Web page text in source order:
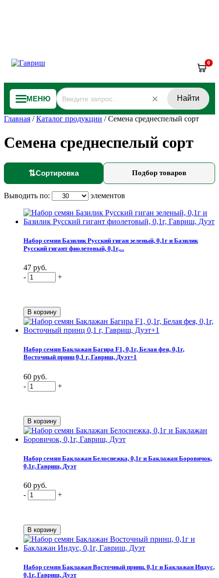
0
МЕНЮ Найти
Главная /Каталог продукции /Семена среднеспелый сорт
Семена среднеспелый сорт
⇅Сортировка Подбор товаров
Выводить по: элементов
Набор семян Базилик Русский гиган зеленый, 0,1г и Базилик
Русский гигант фиолетовый, 0,1г,...
47 руб.
-
+
Набор семян Баклажан Багира F1, 0,1г, Белая фея, 0,1г,
Восточный принц 0,1 г, Гавриш, Дуэт+1
60 руб.
-
+
Набор семян Баклажан Белоснежка, 0,1г и Баклажан Боровичок,
0,1г, Гавриш, Дуэт
60 руб.
-
+
Набор семян Баклажан Восточный принц, 0,1г и Баклажан Индус,
0,1г, Гавриш, Дуэт